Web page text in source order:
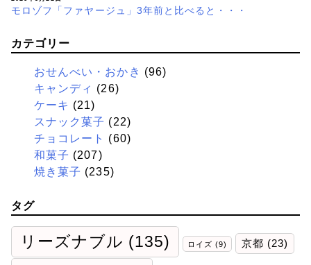
モロゾフ「ファヤージュ」3年前と比べると・・・
カテゴリー
おせんべい・おかき (96)
キャンディ (26)
ケーキ (21)
スナック菓子 (22)
チョコレート
(60)
和菓子 (207)
焼き菓子 (235)
タグ
リーズナブル (135) ロイズ (9) 京都 (23)